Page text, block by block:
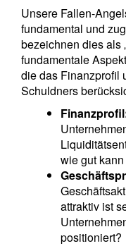
Unsere Fallen-
fundamental und
bezeichnen dies als
fundamentale
die das Finanzprofil
Schuldners
wie gut
attraktiv ist
positioniert?